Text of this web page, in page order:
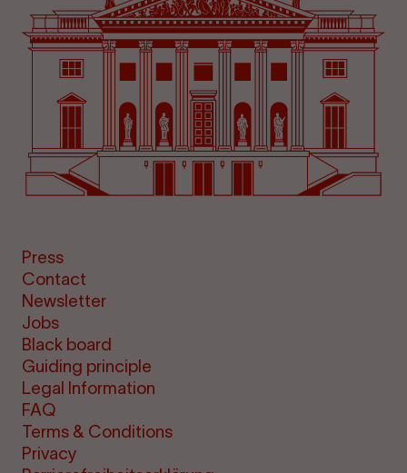
Press
Contact
Newsletter
Jobs
Black board
Guiding principle
Legal Information
FAQ
Terms & Conditions
Privacy